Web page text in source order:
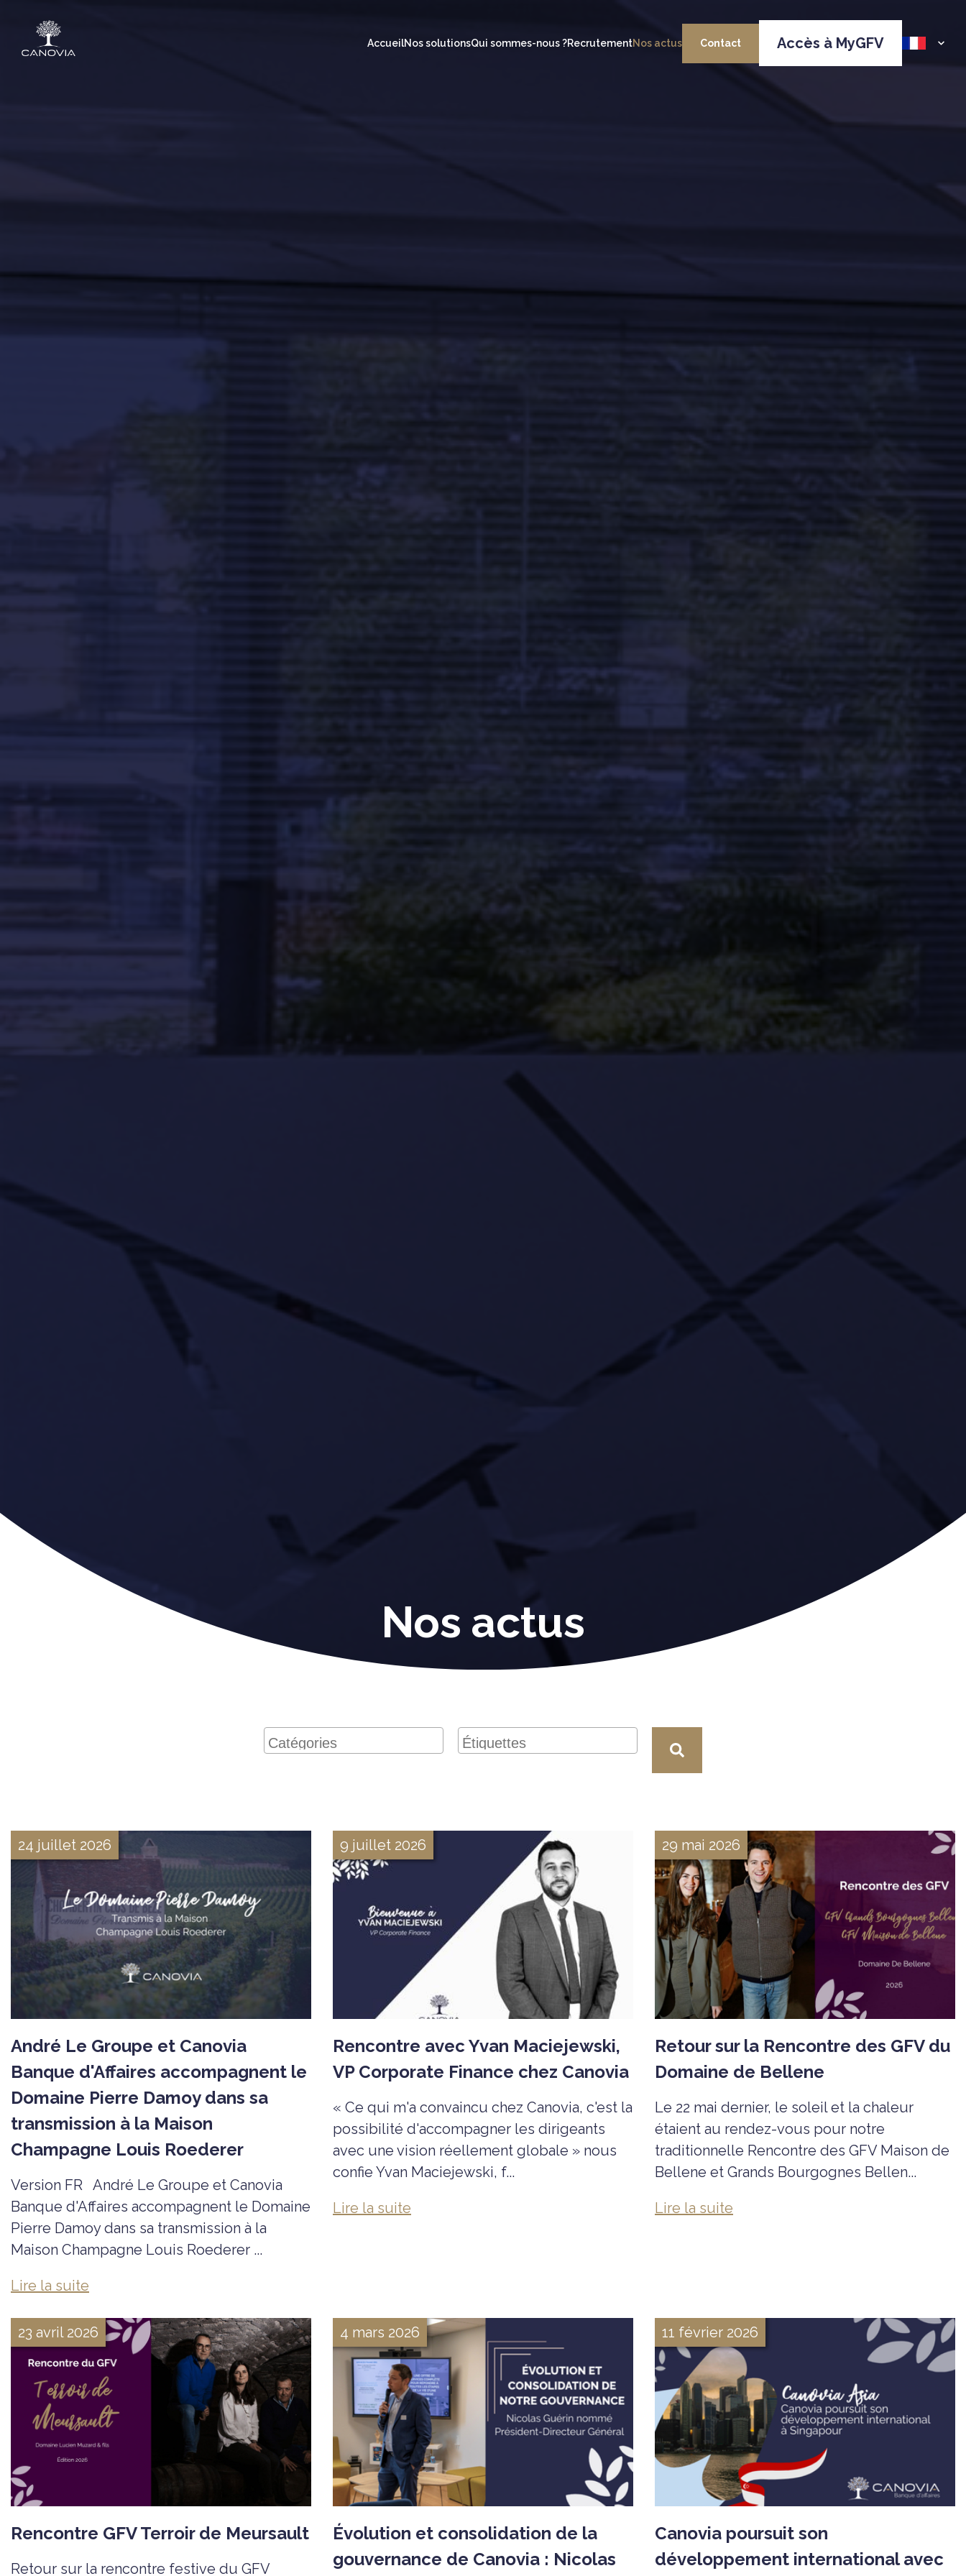
AccueilNos solutionsQui sommes-nous ?RecrutementNos actus Contact Accès à MyGFV
Nos actus
24 juillet 2026
André Le Groupe et Canovia
Banque d'Affaires accompagnent le
Domaine Pierre Damoy dans sa
transmission à la Maison
Champagne Louis Roederer
Version FR André Le Groupe et Canovia
Banque d'Affaires accompagnent le Domaine
Pierre Damoy dans sa transmission à la
Maison Champagne Louis Roederer ...
Lire la suite
9 juillet 2026
Rencontre avec Yvan Maciejewski,
VP Corporate Finance chez Canovia
« Ce qui m'a convaincu chez Canovia, c'est la
possibilité d'accompagner les dirigeants
avec une vision réellement globale » nous
confie Yvan Maciejewski, f...
Lire la suite
29 mai 2026
Retour sur la Rencontre des GFV du
Domaine de Bellene
Le 22 mai dernier, le soleil et la chaleur
étaient au rendez-vous pour notre
traditionnelle Rencontre des GFV Maison de
Bellene et Grands Bourgognes Bellen...
Lire la suite
23 avril 2026
Rencontre GFV Terroir de Meursault
Retour sur la rencontre festive du GFV
4 mars 2026
Évolution et consolidation de la
gouvernance de Canovia : Nicolas
11 février 2026
Canovia poursuit son
développement international avec